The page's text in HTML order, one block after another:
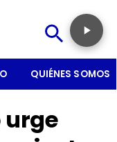
QUIÉNES SOMOS
urge